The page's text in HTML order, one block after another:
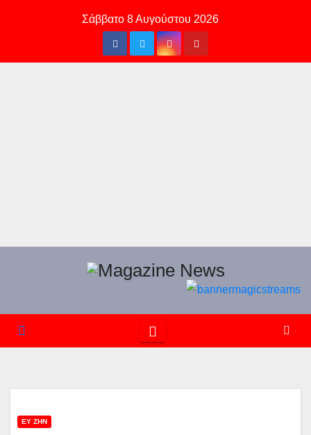
Σάββατο 8 Αυγούστου 2026
ΕΥ ΖΗΝ